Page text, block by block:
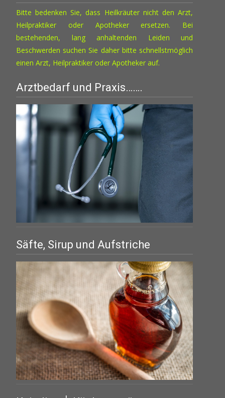
Bitte bedenken Sie, dass Heilkräuter nicht den Arzt,
Heilpraktiker oder Apotheker ersetzen. Bei
bestehenden, lang anhaltenden Leiden und
Beschwerden suchen Sie daher bitte schnellstmöglich
einen Arzt, Heilpraktiker oder Apotheker auf.
Arztbedarf und Praxis…….
Säfte, Sirup und Aufstriche